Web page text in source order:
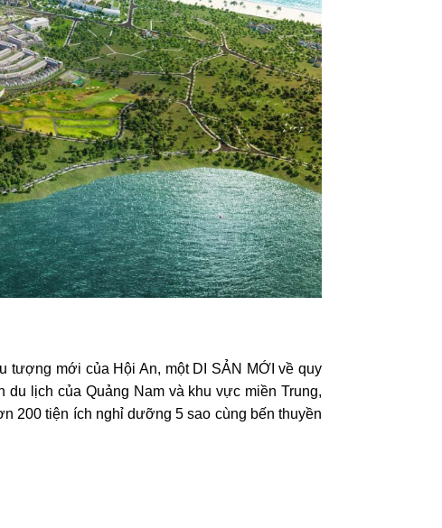
tượng mới của Hội An, một DI SẢN MỚI về quy
lịch của Quảng Nam và khu vực miền Trung,
200 tiện ích nghỉ dưỡng 5 sao cùng bến thuyền